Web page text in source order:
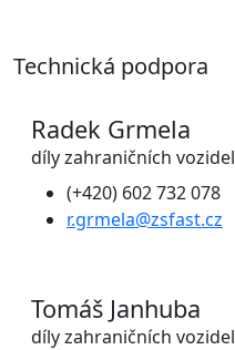
Technická podpora
Radek Grmela
díly zahraničních vozidel
(+420) 602 732 078
r.grmela@zsfast.cz
Tomáš Janhuba
díly zahraničních vozidel